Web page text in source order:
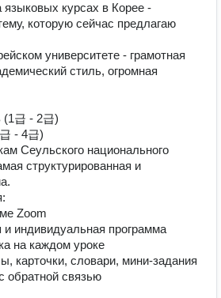
языковых курсах в Корее -
которую сейчас предлагаю
университете - грамотная
стиль, огромная
급 - 2급)
- 4급)
Сеульского национального
структурированная и
Zoom
индивидуальная программа
на каждом уроке
карточки, словари, мини-задания
обратной связью